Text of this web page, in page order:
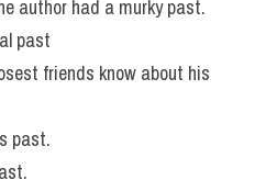
author had a murky past.
past
friends know about his
past.